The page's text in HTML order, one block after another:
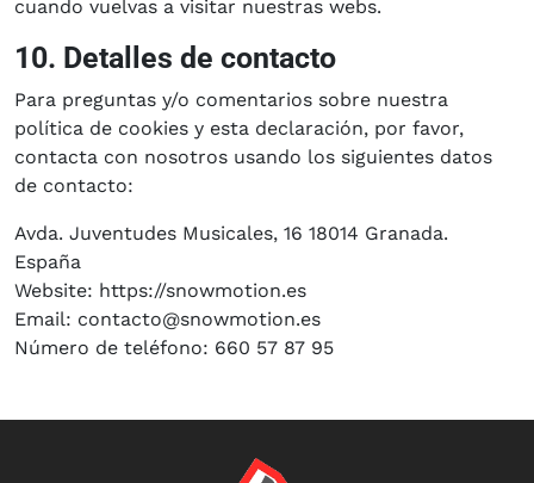
cuando vuelvas a visitar nuestras webs.
10. Detalles de contacto
Para preguntas y/o comentarios sobre nuestra
política de cookies y esta declaración, por favor,
contacta con nosotros usando los siguientes datos
de contacto:
Avda. Juventudes Musicales, 16 18014 Granada.
España
Website: https://snowmotion.es
Email: contacto@snowmotion.es
Número de teléfono: 660 57 87 95